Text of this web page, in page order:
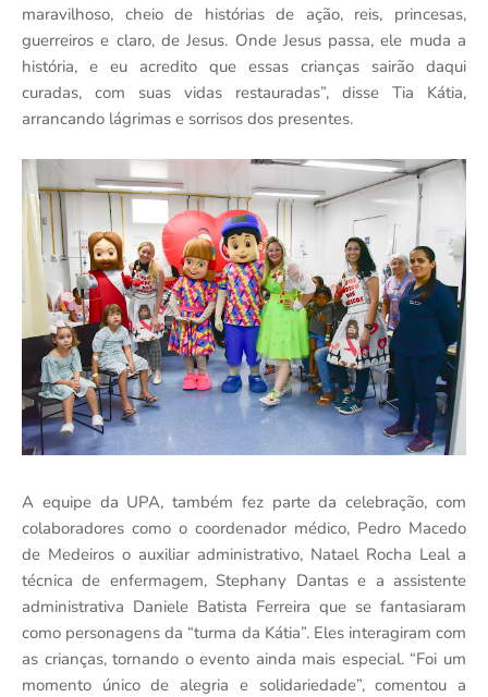
maravilhoso, cheio de histórias de ação, reis, princesas,
guerreiros e claro, de Jesus. Onde Jesus passa, ele muda a
história, e eu acredito que essas crianças sairão daqui
curadas, com suas vidas restauradas”, disse Tia Kátia,
arrancando lágrimas e sorrisos dos presentes.
A equipe da UPA, também fez parte da celebração, com
colaboradores como o coordenador médico, Pedro Macedo
de Medeiros o auxiliar administrativo, Natael Rocha Leal a
técnica de enfermagem, Stephany Dantas e a assistente
administrativa Daniele Batista Ferreira que se fantasiaram
como personagens da “turma da Kátia”. Eles interagiram com
as crianças, tornando o evento ainda mais especial. “Foi um
momento único de alegria e solidariedade”, comentou a